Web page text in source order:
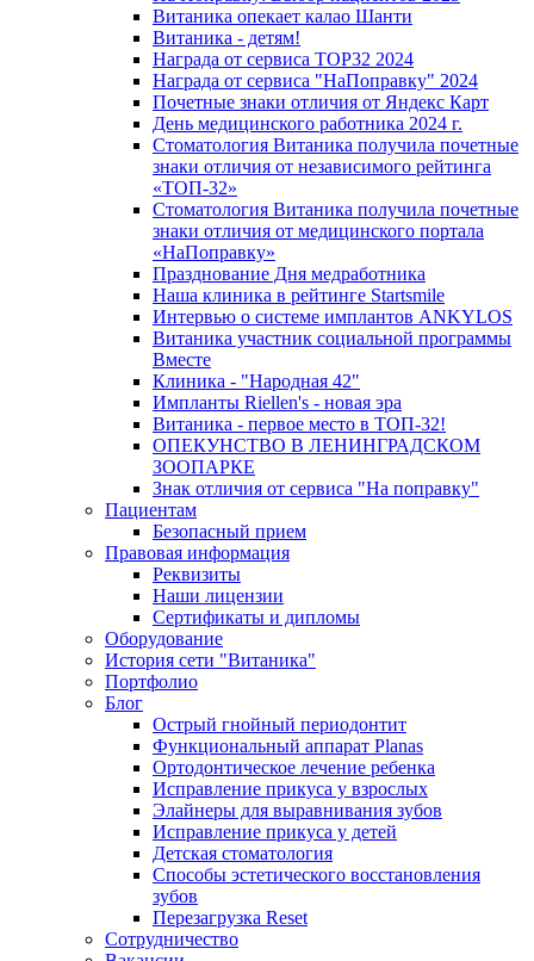
Витаника опекает калао Шанти
Витаника - детям!
Награда от сервиса TOP32 2024
Награда от сервиса "НаПоправку" 2024
Почетные знаки отличия от Яндекс Карт
День медицинского работника 2024 г.
Стоматология Витаника получила почетные
знаки отличия от независимого рейтинга
«ТОП-32»
Стоматология Витаника получила почетные
знаки отличия от медицинского портала
«НаПоправку»
Празднование Дня медработника
Наша клиника в рейтинге Startsmile
Интервью о системе имплантов ANKYLOS
Витаника участник социальной программы
Вместе
Клиника - "Народная 42"
Импланты Riellen's - новая эра
Витаника - первое место в ТОП-32!
ОПЕКУНСТВО В ЛЕНИНГРАДСКОМ
ЗООПАРКЕ
Знак отличия от сервиса "На поправку"
Пациентам
Безопасный прием
Правовая информация
Реквизиты
Наши лицензии
Сертификаты и дипломы
Оборудование
История сети "Витаника"
Портфолио
Блог
Острый гнойный периодонтит
Функциональный аппарат Planas
Ортодонтическое лечение ребенка
Исправление прикуса у взрослых
Элайнеры для выравнивания зубов
Исправление прикуса у детей
Детская стоматология
Способы эстетического восстановления
зубов
Перезагрузка Reset
Сотрудничество